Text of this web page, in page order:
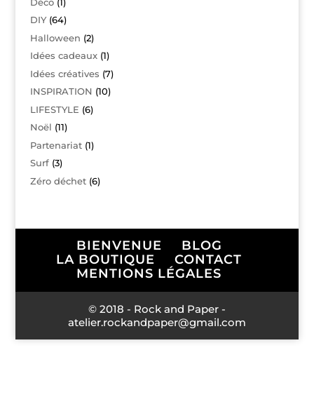
DIY(64)
Halloween (2)
Idées cadeaux(1)
Idées créatives (7)
INSPIRATION (10)
LIFESTYLE (6)
Noël (11)
Partenariat(1)
Surf(3)
Zéro déchet(6)
BIENVENUE
BLOG
LA BOUTIQUE
CONTACT
MENTIONS LÉGALES
© 2018 - Rock and Paper -
atelier.rockandpaper@gmail.com